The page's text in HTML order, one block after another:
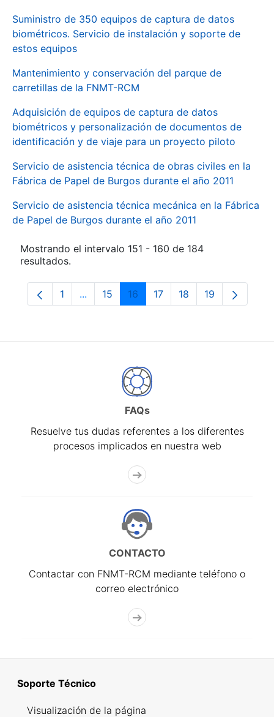
Suministro de 350 equipos de captura de datos
biométricos. Servicio de instalación y soporte de
estos equipos
Mantenimiento y conservación del parque de
carretillas de la FNMT-RCM
Adquisición de equipos de captura de datos
biométricos y personalización de documentos de
identificación y de viaje para un proyecto piloto
Servicio de asistencia técnica de obras civiles en la
Fábrica de Papel de Burgos durante el año 2011
Servicio de asistencia técnica mecánica en la Fábrica
de Papel de Burgos durante el año 2011
Mostrando el intervalo 151 - 160 de 184
resultados.
Página
1 ...Páginas intermedias Use TAB para
Página
15 Página
16 Página
17 Página
18 Página
19
FAQs
Resuelve tus dudas referentes a los diferentes
procesos implicados en nuestra web
CONTACTO
Contactar con FNMT-RCM mediante teléfono o
correo electrónico
Soporte Técnico
Visualización de la página